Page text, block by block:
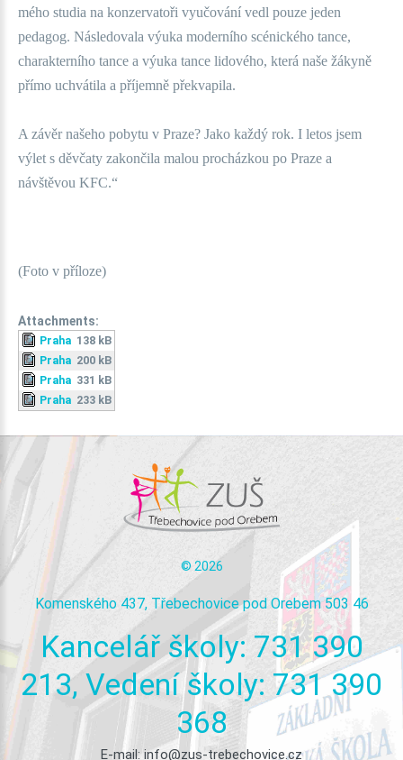
mého studia na konzervatoři vyučování vedl pouze jeden
pedagog. Následovala výuka moderního scénického tance,
charakterního tance a výuka tance lidového, která naše žákyně
přímo uchvátila a příjemně překvapila.
A závěr našeho pobytu v Praze? Jako každý rok. I letos jsem
výlet s děvčaty zakončila malou procházkou po Praze a
návštěvou KFC.“
(Foto v příloze)
Attachments:
Praha 138 kB
Praha 200 kB
Praha 331 kB
Praha 233 kB
© 2026
Komenského 437, Třebechovice pod Orebem 503 46
Kancelář školy: 731 390
213, Vedení školy: 731 390
368
E-mail: info@zus-trebechovice.cz